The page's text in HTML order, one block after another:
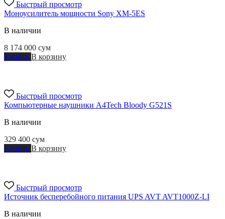
Быстрый просмотр
Моноусилитель мощности Sony XM-5ES
В наличии
8 174 000 сум
Купить В корзину
Быстрый просмотр
Компьютерные наушники A4Tech Bloody G521S
В наличии
329 400 сум
Купить В корзину
Быстрый просмотр
Источник бесперебойного питания UPS AVT AVT1000Z-LI
В наличии